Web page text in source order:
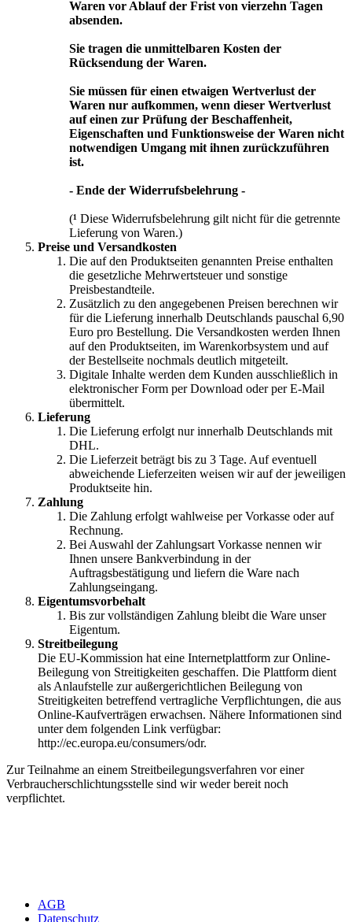
Waren vor Ablauf der Frist von vierzehn Tagen
absenden.
Sie tragen die unmittelbaren Kosten der
Rücksendung der Waren.
Sie müssen für einen etwaigen Wertverlust der
Waren nur aufkommen, wenn dieser Wertverlust
auf einen zur Prüfung der Beschaffenheit,
Eigenschaften und Funktionsweise der Waren nicht
notwendigen Umgang mit ihnen zurückzuführen
ist.
- Ende der Widerrufsbelehrung -
(¹ Diese Widerrufsbelehrung gilt nicht für die getrennte
Lieferung von Waren.)
Preise und Versandkosten
Die auf den Produktseiten genannten Preise enthalten
die gesetzliche Mehrwertsteuer und sonstige
Preisbestandteile.
Zusätzlich zu den angegebenen Preisen berechnen wir
für die Lieferung innerhalb Deutschlands pauschal 6,90
Euro pro Bestellung. Die Versandkosten werden Ihnen
auf den Produktseiten, im Warenkorbsystem und auf
der Bestellseite nochmals deutlich mitgeteilt.
Digitale Inhalte werden dem Kunden ausschließlich in
elektronischer Form per Download oder per E-Mail
übermittelt.
Lieferung
Die Lieferung erfolgt nur innerhalb Deutschlands mit
DHL.
Die Lieferzeit beträgt bis zu 3 Tage. Auf eventuell
abweichende Lieferzeiten weisen wir auf der jeweiligen
Produktseite hin.
Zahlung
Die Zahlung erfolgt wahlweise per Vorkasse oder auf
Rechnung.
Bei Auswahl der Zahlungsart Vorkasse nennen wir
Ihnen unsere Bankverbindung in der
Auftragsbestätigung und liefern die Ware nach
Zahlungseingang.
Eigentumsvorbehalt
Bis zur vollständigen Zahlung bleibt die Ware unser
Eigentum.
Streitbeilegung
Die EU-Kommission hat eine Internetplattform zur Online-
Beilegung von Streitigkeiten geschaffen. Die Plattform dient
als Anlaufstelle zur außergerichtlichen Beilegung von
Streitigkeiten betreffend vertragliche Verpflichtungen, die aus
Online-Kaufverträgen erwachsen. Nähere Informationen sind
unter dem folgenden Link verfügbar:
http://ec.europa.eu/consumers/odr.
Zur Teilnahme an einem Streitbeilegungsverfahren vor einer
Verbraucherschlichtungsstelle sind wir weder bereit noch
verpflichtet.
AGB
Datenschutz